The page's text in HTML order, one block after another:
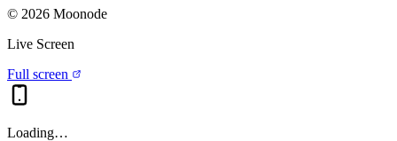
© 2026 Moonode
Live Screen
Full screen
Loading…